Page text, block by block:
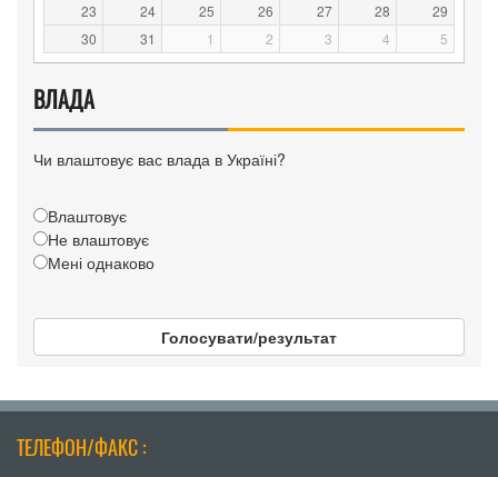
23
24 25 26 27 28
29
30
31 1 2 3 4 5
ВЛАДА
Чи влаштовує вас влада в Україні?
Влаштовує
Не влаштовує
Мені однаково
Голосувати/результат
ТЕЛЕФОН/ФАКС :